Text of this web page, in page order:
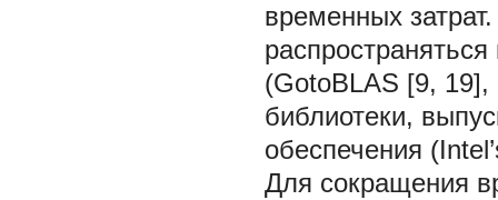
временных
(GotoBLAS [9, 19],
библиотеки,
обеспечения
Для сокращения